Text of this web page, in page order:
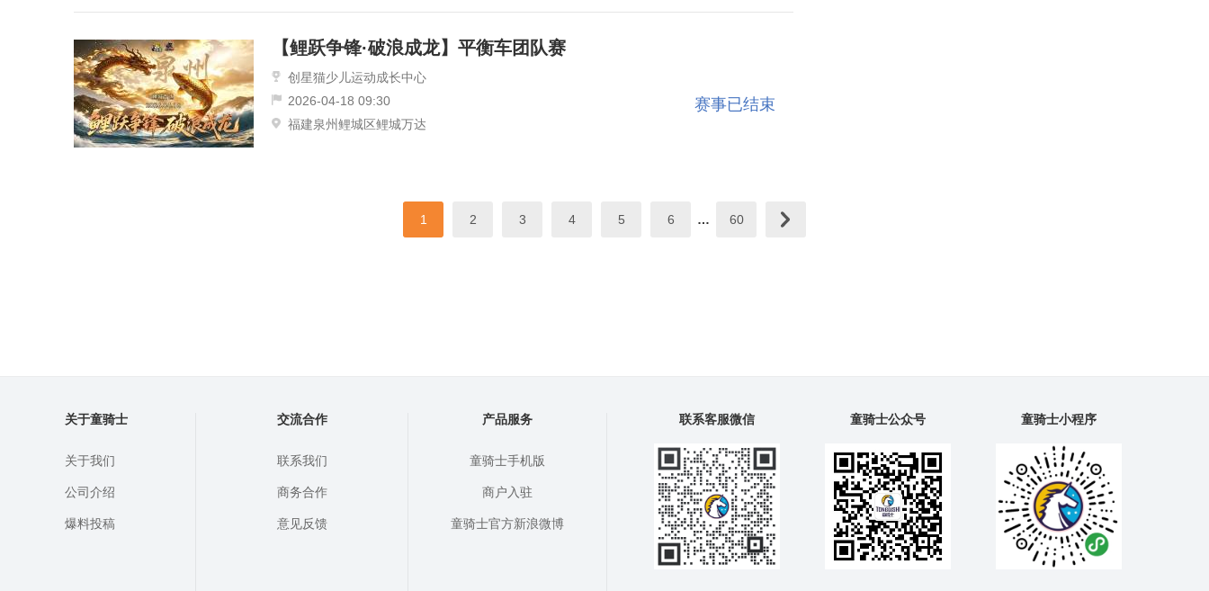
【鲤跃争锋·破浪成龙】平衡车团队赛
创星猫少儿运动成长中心
2026-04-18 09:30
福建泉州鲤城区鲤城万达
赛事已结束
1 2 3 4 5 6 … 60
关于童骑士
关于我们
公司介绍
爆料投稿
交流合作
联系我们
商务合作
意见反馈
产品服务
童骑士手机版
商户入驻
童骑士官方新浪微博
童骑士小程序
童骑士公众号
联系客服微信